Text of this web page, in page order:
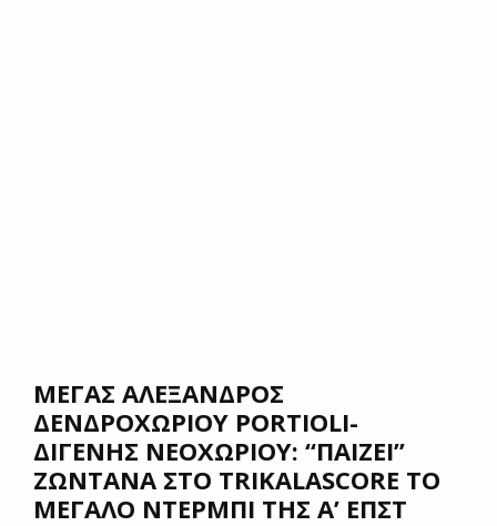
UΜΕΓΑΣ ΑΛΕΞΑΝΔΡΟΣ
ΔΕΝΔΡΟΧΩΡΙΟΥ PORTIOLI-
ΔΙΓΕΝΗΣ ΝΕΟΧΩΡΙΟΥ: “ΠΑΙΖΕΙ”
ΖΩΝΤΑΝΑ ΣΤΟ TRIKALASCORE ΤΟ
ΜΕΓΑΛΟ ΝΤΕΡΜΠΙ ΤΗΣ Α’ ΕΠΣΤ